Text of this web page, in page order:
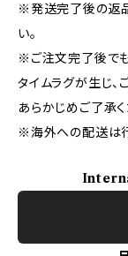
※発送完了後の返
い。
※ご注文完了後で
タイムラグが生じ
あらかじめご了承く
※海外への配送は行